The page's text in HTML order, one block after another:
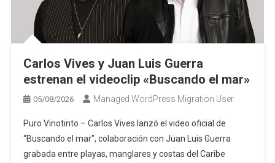
Carlos Vives y Juan Luis Guerra
estrenan el videoclip «Buscando el mar»
05/08/2026 Managed WordPress Migration User
Puro Vinotinto – Carlos Vives lanzó el video oficial de
“Buscando el mar”, colaboración con Juan Luis Guerra
grabada entre playas, manglares y costas del Caribe